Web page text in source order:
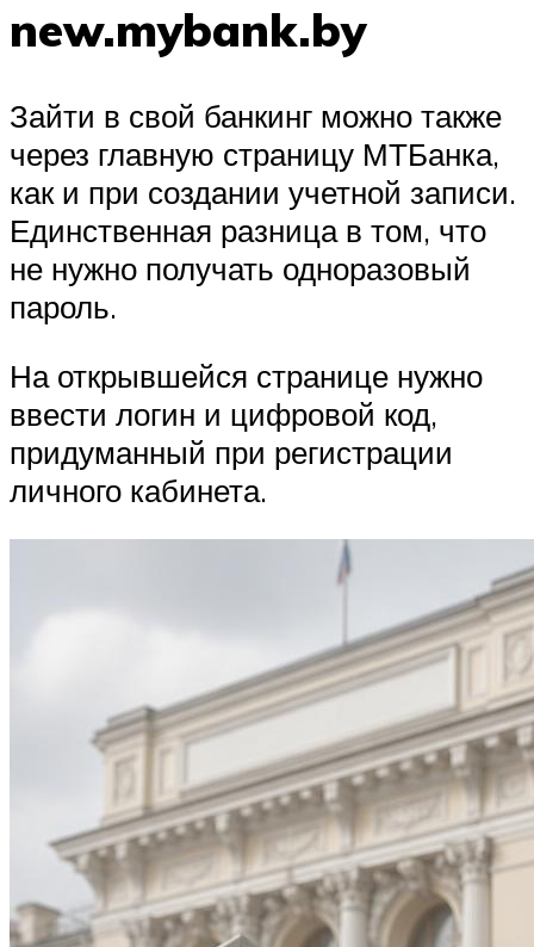
new.mybank.by
Зайти в свой банкинг можно также
через главную страницу МТБанка,
как и при создании учетной записи.
Единственная разница в том, что
не нужно получать одноразовый
пароль.
На открывшейся странице нужно
ввести логин и цифровой код,
придуманный при регистрации
личного кабинета.